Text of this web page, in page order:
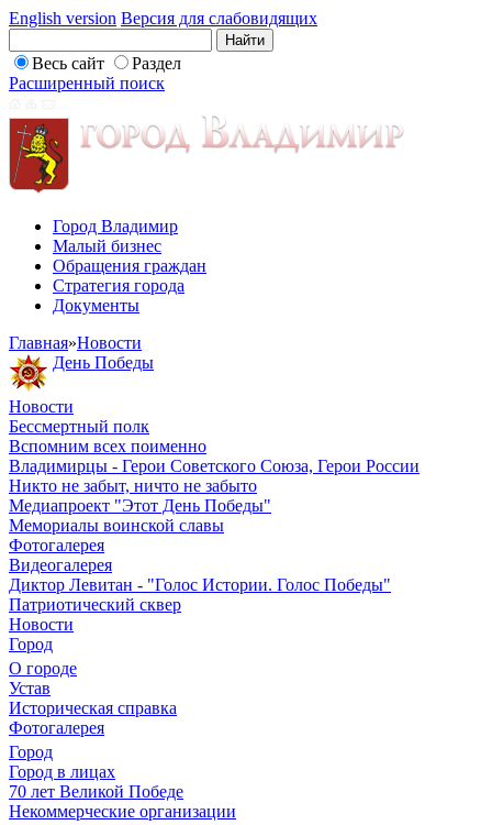
English version Версия для слабовидящих
Весь сайт
Раздел
Расширенный поиск
Город Владимир
Малый бизнес
Обращения граждан
Стратегия города
Документы
Главная»Новости
День Победы
Новости
Бессмертный полк
Вспомним всех поименно
Владимирцы - Герои Советского Союза, Герои России
Никто не забыт, ничто не забыто
Медиапроект "Этот День Победы"
Мемориалы воинской славы
Фотогалерея
Видеогалерея
Диктор Левитан - "Голос Истории. Голос Победы"
Патриотический сквер
Новости
Город
О городе
Устав
Историческая справка
Фотогалерея
Город
Город в лицах
70 лет Великой Победе
Некоммерческие организации